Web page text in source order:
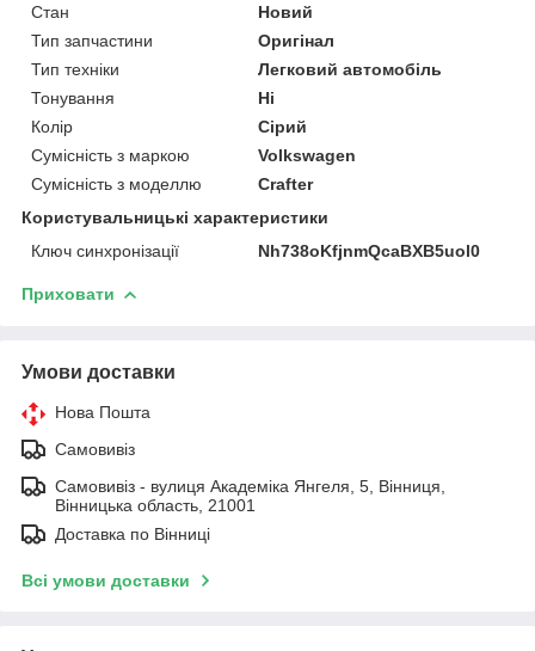
Стан
Новий
Тип запчастини
Оригінал
Тип техніки
Легковий автомобіль
Тонування
Ні
Колір
Сірий
Сумісність з маркою
Volkswagen
Сумісність з моделлю
Crafter
Користувальницькі характеристики
Ключ синхронізації
Nh738oKfjnmQcaBXB5uol0
Приховати
Умови доставки
Нова Пошта
Самовивіз
Самовивіз - вулиця Академіка Янгеля, 5, Вінниця,
Вінницька область, 21001
Доставка по Вінниці
Всі умови доставки